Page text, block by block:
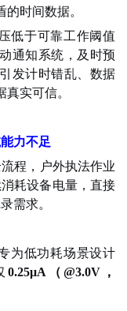
时间数据。
低于可靠工作阈值
通知系统，及时预
发计时错乱、数据
实可信。
力不足
程，户外执法作业
耗设备电量，直接
需求。
为低功耗场景设计
0.25μA（@3.0V，